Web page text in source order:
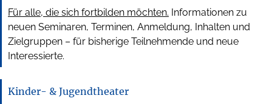
Für alle, die sich fortbilden möchten. Informationen zu
neuen Seminaren, Terminen, Anmeldung, Inhalten und
Zielgruppen – für bisherige Teilnehmende und neue
Interessierte.
Kinder- & Jugendtheater